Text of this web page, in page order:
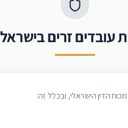
עובדים זרים בישראל
הדין הישראלי, ובכלל זה: